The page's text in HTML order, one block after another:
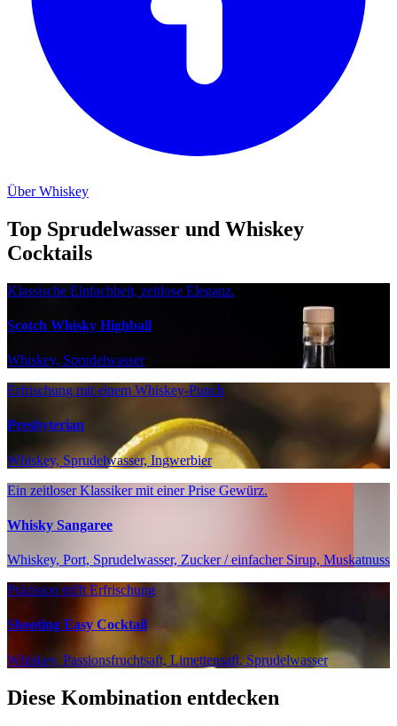
Über Whiskey
Top Sprudelwasser und Whiskey
Cocktails
Klassische Einfachheit, zeitlose Eleganz.
Scotch Whisky Highball
Whiskey, Sprudelwasser
Erfrischung mit einem Whiskey-Punch
Presbyterian
Whiskey, Sprudelwasser, Ingwerbier
Ein zeitloser Klassiker mit einer Prise Gewürz.
Whisky Sangaree
Whiskey, Port, Sprudelwasser, Zucker / einfacher Sirup, Muskatnuss
Präzision trifft Erfrischung
Shooting Easy Cocktail
Whiskey, Passionsfruchtsaft, Limettensaft, Sprudelwasser
Diese Kombination entdecken